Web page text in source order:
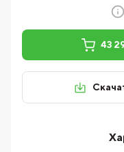
43